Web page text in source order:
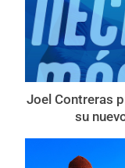
Joel Contreras
su